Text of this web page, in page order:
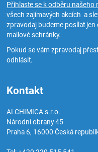
Přihlaste se k odběru našeho
všech zajímavých akcích a
zpravodaj budeme posílat jen
mailové schránky.
Pokud se vám zpravodaj
odhlásit.
Kontakt
ALCHIMICA s.r.o.
Národní obrany 45
Praha 6, 16000Česká